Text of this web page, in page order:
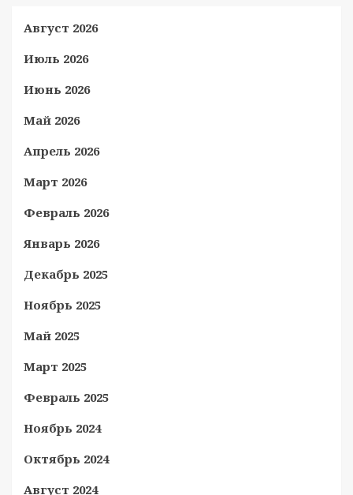
Август 2026
Июль 2026
Июнь 2026
Май 2026
Апрель 2026
Март 2026
Февраль 2026
Январь 2026
Декабрь 2025
Ноябрь 2025
Май 2025
Март 2025
Февраль 2025
Ноябрь 2024
Октябрь 2024
Август 2024